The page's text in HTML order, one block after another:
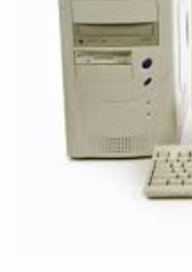
Você é aluno
Sim